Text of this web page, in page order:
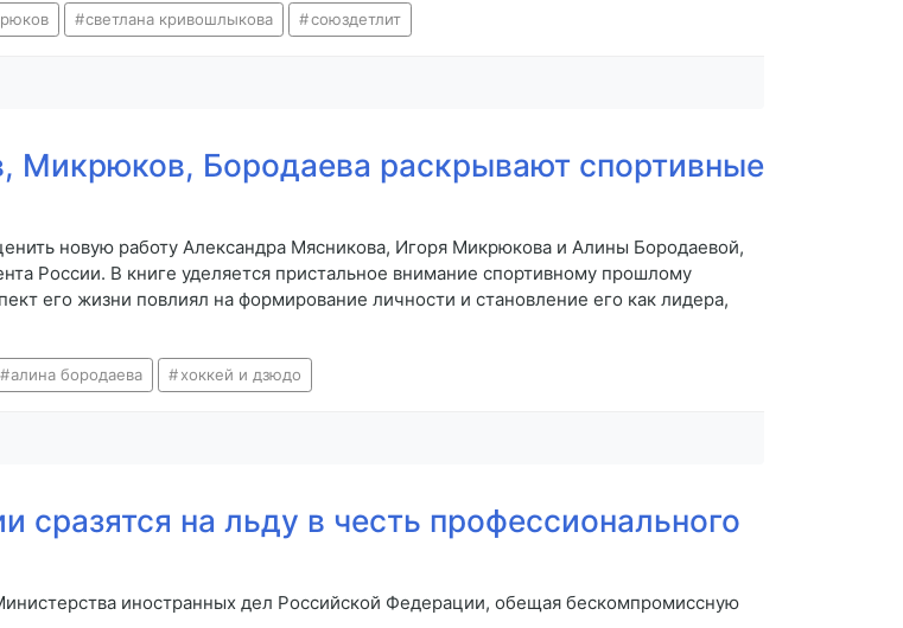
светлана кривошлыкова союздетлит
Микрюков, Бородаева раскрывают спортивные
новую работу Александра Мясникова, Игоря Микрюкова и Алины Бородаевой,
России. В книге уделяется пристальное внимание спортивному прошлому
его жизни повлиял на формирование личности и становление его как лидера,
алина бородаева хоккей и дзюдо
на льду в честь профессионального
иностранных дел Российской Федерации, обещая бескомпромиссную